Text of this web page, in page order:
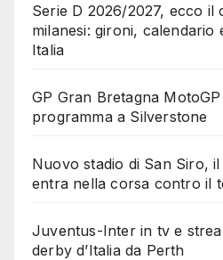
Serie D 2026/2027, ecco il
milanesi: gironi, calendario
Italia
GP Gran Bretagna
programma a Silverstone
Nuovo stadio di San Siro,
entra nella corsa contro il
Juventus-Inter in tv e
derby d’Italia da Perth